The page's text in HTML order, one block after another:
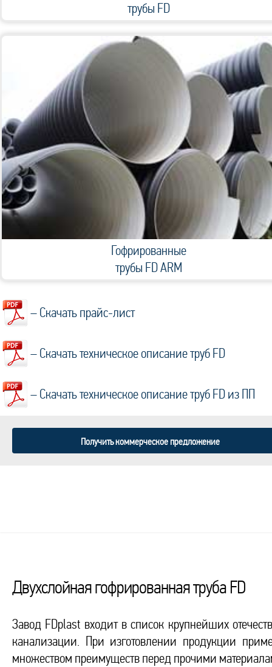
трубы FD
Гофрированные
трубы FD ARM
– Скачать прайс-лист
– Скачать техническое описание труб FD
– Скачать техническое описание труб FD из ПП
Получить коммерческое предложение
Двухслойная гофрированная труба FD
Завод FDplast входит в список крупнейших
канализации. При изготовлении продукции
множеством преимуществ перед прочими